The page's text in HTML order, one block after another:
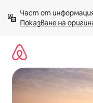
към
съдържанието
Показване на